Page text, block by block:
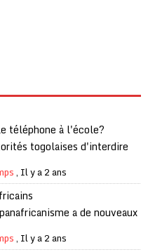
téléphone à l'école?
togolaises d'interdire
, Il y a 2 ans
a de nouveaux
, Il y a 2 ans